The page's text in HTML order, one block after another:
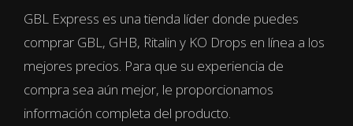
GBL Express es una tienda líder donde puedes
comprar GBL, GHB, Ritalin y KO Drops en línea a los
mejores precios. Para que su experiencia de
compra sea aún mejor, le proporcionamos
información completa del producto.